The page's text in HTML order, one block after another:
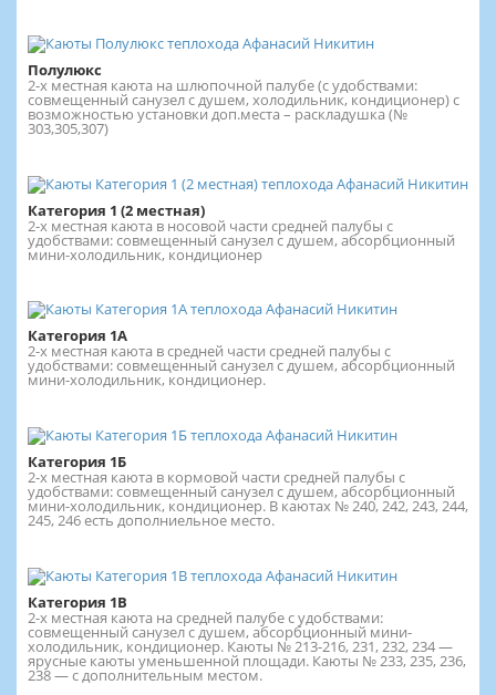
Полулюкс
2-х местная каюта на шлюпочной палубе (с удобствами:
совмещенный санузел с душем, холодильник, кондиционер) с
возможностью установки доп.места – раскладушка (№
303,305,307)
Категория 1 (2 местная)
2-х местная каюта в носовой части средней палубы с
удобствами: совмещенный санузел с душем, абсорбционный
мини-холодильник, кондиционер
Категория 1А
2-х местная каюта в средней части средней палубы с
удобствами: совмещенный санузел с душем, абсорбционный
мини-холодильник, кондиционер.
Категория 1Б
2-х местная каюта в кормовой части средней палубы с
удобствами: совмещенный санузел с душем, абсорбционный
мини-холодильник, кондиционер. В каютах № 240, 242, 243, 244,
245, 246 есть дополниельное место.
Категория 1В
2-х местная каюта на средней палубе с удобствами:
совмещенный санузел с душем, абсорбционный мини-
холодильник, кондиционер. Каюты № 213-216, 231, 232, 234 —
ярусные каюты уменьшенной площади. Каюты № 233, 235, 236,
238 — с дополнительным местом.